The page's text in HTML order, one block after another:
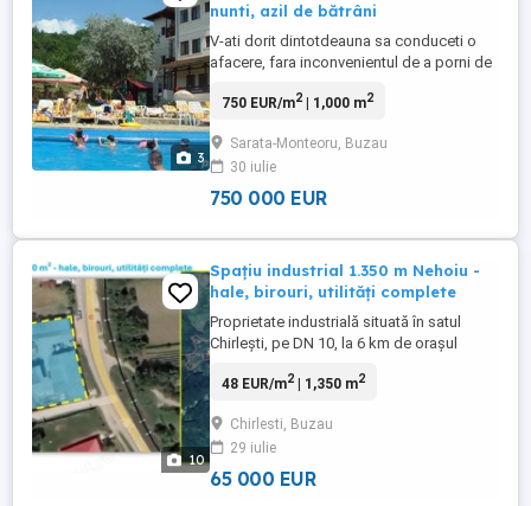
3
nunti, azil de bătrâni
V-ati dorit dintotdeauna sa conduceti o
afacere, fara inconvenientul de a porni de
Sarata Monteoru, judetul Buzau, este
al locatiei este pozitionarea acesteia in
mijlocul naturii, la marginea padurii de
foioase ale ...
750 EUR/m2| 1,000 m2
Sarata-Monteoru, Buzau
30 iulie
750 000 EUR
10
Spațiu industrial 1.350 m Nehoiu -
hale, birouri, utilități complete
Proprietate industrială situată în satul
Chirlești, pe DN 10, la 6 km de orașul
toate utilitățile disponibile. Terenul are
industrială de 236 m (atelier, depozit,
vestiar, birouri) plus aproximativ 600 m de
spații acoperite ...
48 EUR/m2| 1,350 m2
Chirlesti, Buzau
29 iulie
65 000 EUR